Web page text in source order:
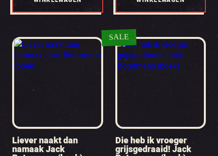
Liever naakt dan
namaak Jack
SALE
Die heb ik vroeger
grijsgedraaid! Jack